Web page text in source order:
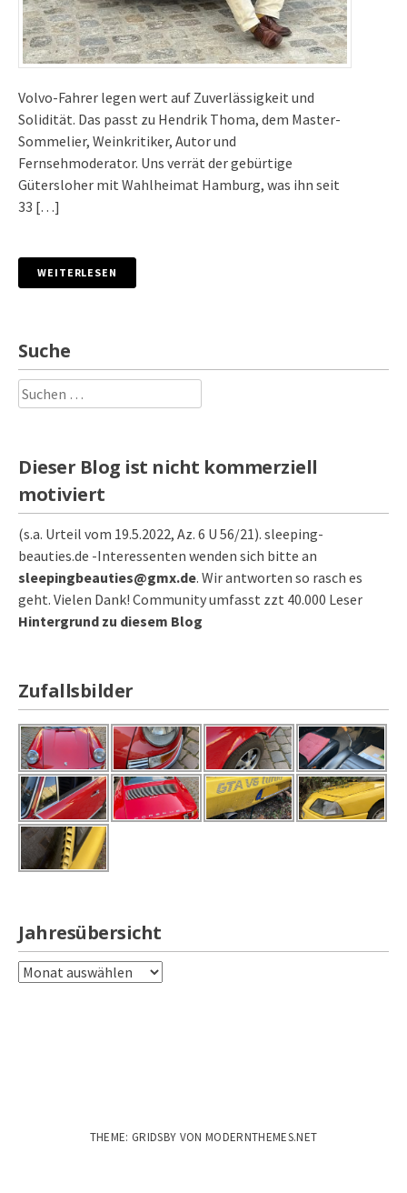
Volvo-Fahrer legen wert auf Zuverlässigkeit und
Solidität. Das passt zu Hendrik Thoma, dem Master-
Sommelier, Weinkritiker, Autor und
Fernsehmoderator. Uns verrät der gebürtige
Gütersloher mit Wahlheimat Hamburg, was ihn seit
33 […]
WEITERLESEN
Suche
Suchen
nach:
Dieser Blog ist nicht kommerziell
motiviert
(s.a. Urteil vom 19.5.2022, Az. 6 U 56/21). sleeping-
beauties.de -Interessenten wenden sich bitte an
sleepingbeauties@gmx.de. Wir antworten so rasch es
geht. Vielen Dank! Community umfasst zzt 40.000 Leser
Hintergrund zu diesem Blog
Zufallsbilder
Jahresübersicht
Jahresübersicht
THEME: GRIDSBY VON MODERNTHEMES.NET